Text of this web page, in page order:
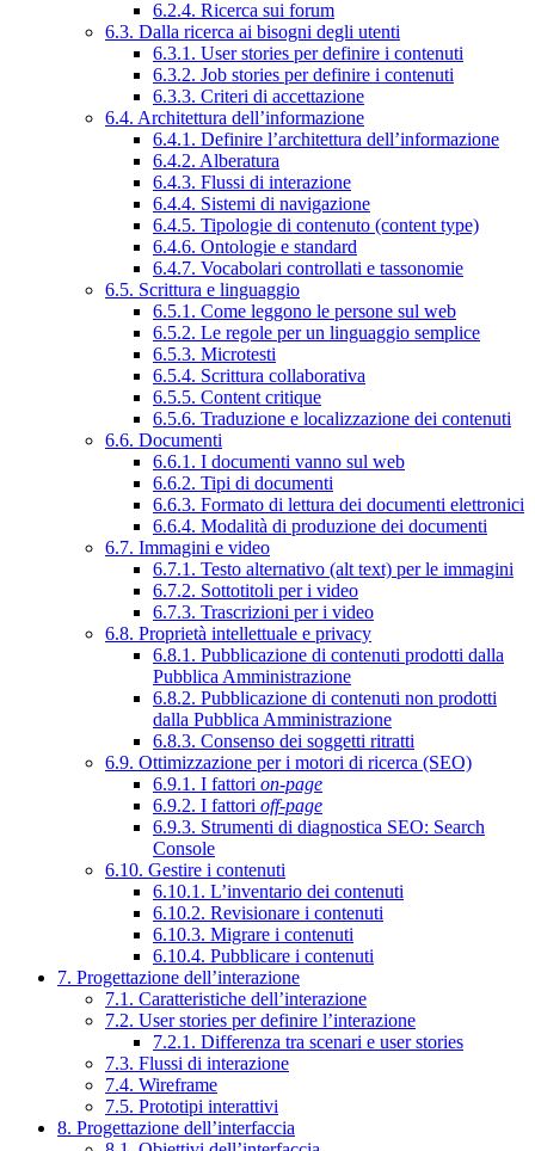
6.2.4. Ricerca sui forum
6.3. Dalla ricerca ai bisogni degli utenti
6.3.1. User stories per definire i contenuti
6.3.2. Job stories per definire i contenuti
6.3.3. Criteri di accettazione
6.4. Architettura dell’informazione
6.4.1. Definire l’architettura dell’informazione
6.4.2. Alberatura
6.4.3. Flussi di interazione
6.4.4. Sistemi di navigazione
6.4.5. Tipologie di contenuto (content type)
6.4.6. Ontologie e standard
6.4.7. Vocabolari controllati e tassonomie
6.5. Scrittura e linguaggio
6.5.1. Come leggono le persone sul web
6.5.2. Le regole per un linguaggio semplice
6.5.3. Microtesti
6.5.4. Scrittura collaborativa
6.5.5. Content critique
6.5.6. Traduzione e localizzazione dei contenuti
6.6. Documenti
6.6.1. I documenti vanno sul web
6.6.2. Tipi di documenti
6.6.3. Formato di lettura dei documenti elettronici
6.6.4. Modalità di produzione dei documenti
6.7. Immagini e video
6.7.1. Testo alternativo (alt text) per le immagini
6.7.2. Sottotitoli per i video
6.7.3. Trascrizioni per i video
6.8. Proprietà intellettuale e privacy
6.8.1. Pubblicazione di contenuti prodotti dalla
Pubblica Amministrazione
6.8.2. Pubblicazione di contenuti non prodotti
dalla Pubblica Amministrazione
6.8.3. Consenso dei soggetti ritratti
6.9. Ottimizzazione per i motori di ricerca (SEO)
6.9.1. I fattori on-page
6.9.2. I fattori off-page
6.9.3. Strumenti di diagnostica SEO: Search
Console
6.10. Gestire i contenuti
6.10.1. L’inventario dei contenuti
6.10.2. Revisionare i contenuti
6.10.3. Migrare i contenuti
6.10.4. Pubblicare i contenuti
7. Progettazione dell’interazione
7.1. Caratteristiche dell’interazione
7.2. User stories per definire l’interazione
7.2.1. Differenza tra scenari e user stories
7.3. Flussi di interazione
7.4. Wireframe
7.5. Prototipi interattivi
8. Progettazione dell’interfaccia